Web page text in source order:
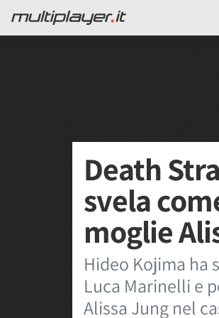
Death
svela
moglie
Hideo Kojima ha
Luca Marinelli e
Alissa Jung nel